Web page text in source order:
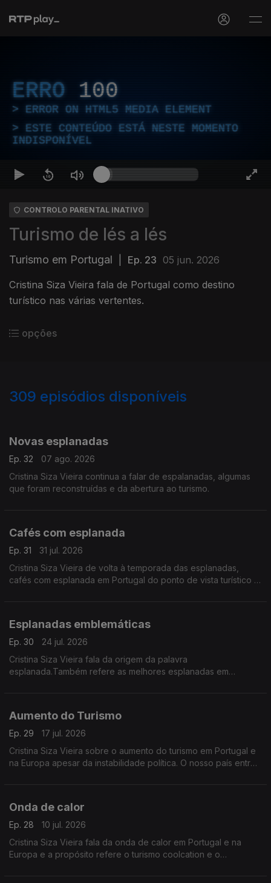
ERRO 100
ERROR ON HTML5 MEDIA ELEMENT
ESTE CONTEÚDO ESTÁ NESTE MOMENTO
INDISPONÍVEL
CONTROLO PARENTAL INATIVO
Turismo de lés a lés
Turismo em Portugal Ep. 23 05 jun. 2026
Cristina Siza Vieira fala de Portugal como destino
turístico nas várias vertentes.
opções
309 episódios disponíveis
Novas esplanadas
Ep. 32
07 ago. 2026
Cristina Siza Vieira continua a falar de espalanadas, algumas
que foram reconstruídas e da abertura ao turismo.
Cafés com esplanada
Ep. 31
31 jul. 2026
Cristina Siza Vieira de volta à temporada das esplanadas,
cafés com esplanada em Portugal do ponto de vista turístico e
Esplanadas emblemáticas
Ep. 30
24 jul. 2026
Cristina Siza Vieira fala da origem da palavra
esplanada.Também refere as melhores esplanadas em
Aumento do Turismo
Ep. 29
17 jul. 2026
Cristina Siza Vieira sobre o aumento do turismo em Portugal e
na Europa apesar da instabilidade política. O nosso país entre
Onda de calor
Ep. 28
10 jul. 2026
Cristina Siza Vieira fala da onda de calor em Portugal e na
Europa e a propósito refere o turismo coolcation e o